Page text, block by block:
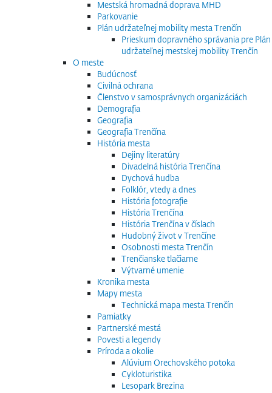
Mestská hromadná doprava MHD
Parkovanie
Plán udržateľnej mobility mesta Trenčín
Prieskum dopravného správania pre Plán
udržateľnej mestskej mobility Trenčín
O meste
Budúcnosť
Civilná ochrana
Členstvo v samosprávnych organizáciách
Demografia
Geografia
Geografia Trenčína
História mesta
Dejiny literatúry
Divadelná história Trenčína
Dychová hudba
Folklór, vtedy a dnes
História fotografie
História Trenčína
História Trenčína v číslach
Hudobný život v Trenčíne
Osobnosti mesta Trenčín
Trenčianske tlačiarne
Výtvarné umenie
Kronika mesta
Mapy mesta
Technická mapa mesta Trenčín
Pamiatky
Partnerské mestá
Povesti a legendy
Príroda a okolie
Alúvium Orechovského potoka
Cykloturistika
Lesopark Brezina